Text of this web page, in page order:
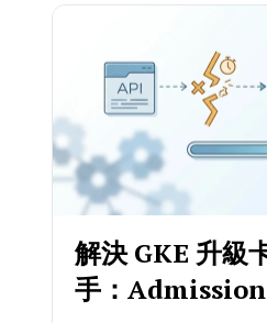
解決 GKE 升級
手：